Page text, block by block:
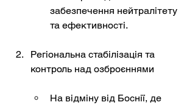
забезпечення нейтралітету
та ефективності.
Регіональна стабілізація та
контроль над озброєннями
На відміну від Боснії, де